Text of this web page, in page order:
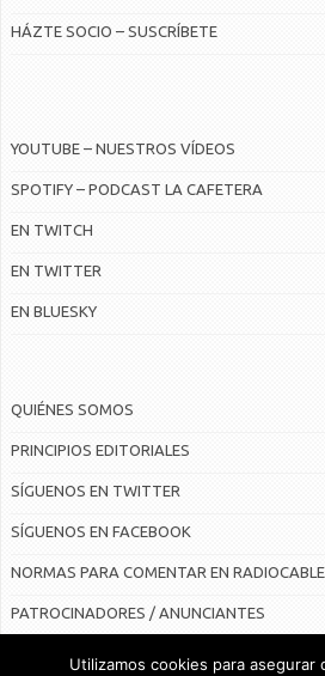
HÁZTE SOCIO – SUSCRÍBETE
YOUTUBE – NUESTROS VÍDEOS
SPOTIFY – PODCAST LA CAFETERA
EN TWITCH
EN TWITTER
EN BLUESKY
QUIÉNES SOMOS
PRINCIPIOS EDITORIALES
SÍGUENOS EN TWITTER
SÍGUENOS EN FACEBOOK
NORMAS PARA COMENTAR EN
PATROCINADORES / ANUNCIANTES
Utilizamos cookies para asegurar